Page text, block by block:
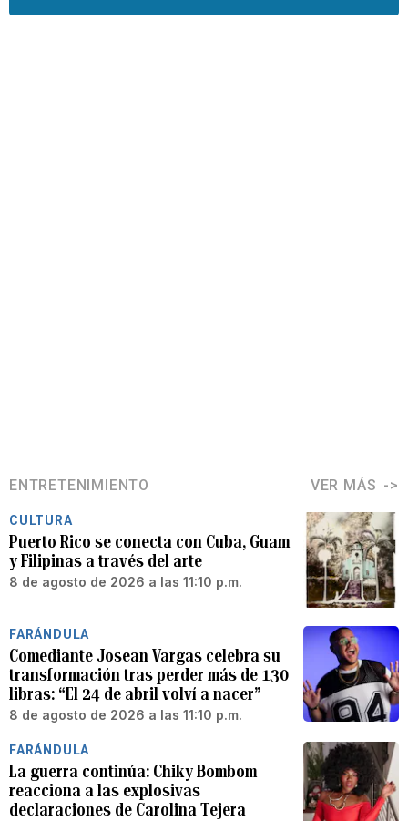
ENTRETENIMIENTO VER MÁS
CULTURA
Puerto Rico se conecta con Cuba, Guam
y Filipinas a través del arte
8 de agosto de 2026 a las 11:10 p.m.
FARÁNDULA
Comediante Josean Vargas celebra su
transformación tras perder más de 130
libras: “El 24 de abril volví a nacer”
8 de agosto de 2026 a las 11:10 p.m.
FARÁNDULA
La guerra continúa: Chiky Bombom
reacciona a las explosivas
declaraciones de Carolina Tejera